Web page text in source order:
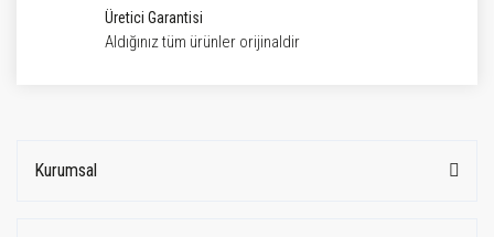
Üretici Garantisi
Aldığınız tüm ürünler orijinaldir
Kurumsal